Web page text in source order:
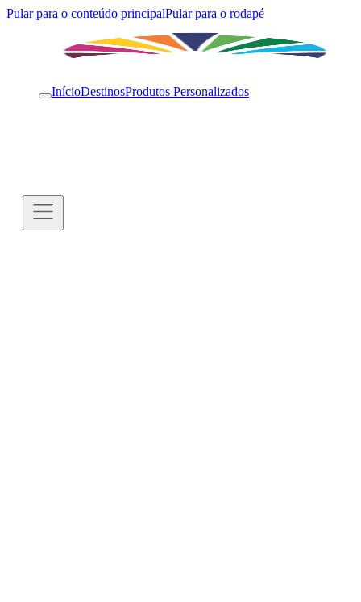
Pular para o conteúdo principalPular para o rodapé
InícioDestinosProdutos Personalizados